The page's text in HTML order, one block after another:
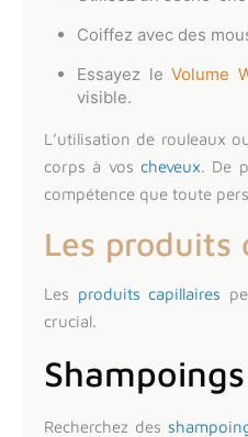
Coiffez avec des
Essayez leVolume
visible.
L’utilisation de rouleaux
corps à vos cheveux. De
compétence que toute
Les produits
Les produits capillaires
crucial.
Recherchez des